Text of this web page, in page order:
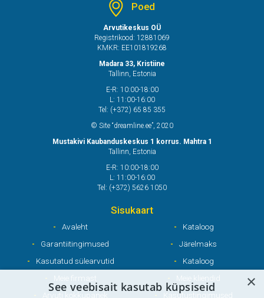
Poed
Arvutikeskus OÜ
Registrikood: 12881069
KMKR: EE101819268
Madara 33, Kristiine
Tallinn, Estonia
E-R: 10:00-18:00
L: 11:00-16:00
Tel: (+372) 65 85 355
© Site “dreamline.ee”, 2020
Mustakivi Kaubanduskeskus 1 korrus. Mahtra 1
Tallinn, Estonia
E-R: 10:00-18:00
L: 11:00-16:00
Tel: (+372) 5626 1050
Sisukaart
Avaleht
Kataloog
Garantiitingimused
Järelmaks
Kasutatud sülearvutid
Kataloog
Meie firmast
Meie kliendid
Arvuti kokkupanek
Kasutustingimused
×
See veebisait kasutab küpsiseid